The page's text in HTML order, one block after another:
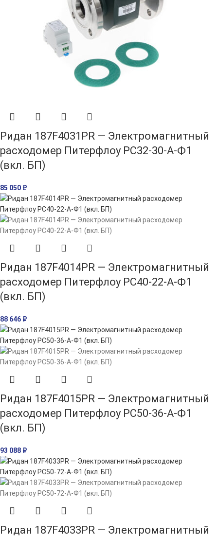
Ридан 187F4031PR — Электромагнитный
расходомер Питерфлоу РС32-30-А-Ф1
(вкл. БП)
85 050 ₽
Ридан 187F4014PR — Электромагнитный
расходомер Питерфлоу РС40-22-А-Ф1
(вкл. БП)
88 646 ₽
Ридан 187F4015PR — Электромагнитный
расходомер Питерфлоу РС50-36-А-Ф1
(вкл. БП)
93 088 ₽
Ридан 187F4033PR — Электромагнитный